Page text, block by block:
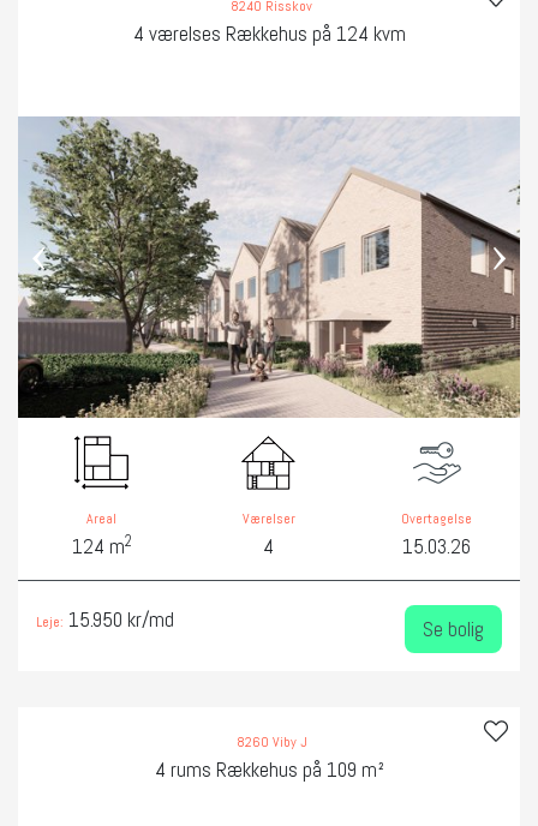
8240 Risskov
4 værelses Rækkehus på 124 kvm
‹ ›
Areal
124 m2
Værelser
4
Overtagelse
15.03.26
Leje: 15.950 kr/md Se bolig
8260 Viby J
4 rums Rækkehus på 109 m²